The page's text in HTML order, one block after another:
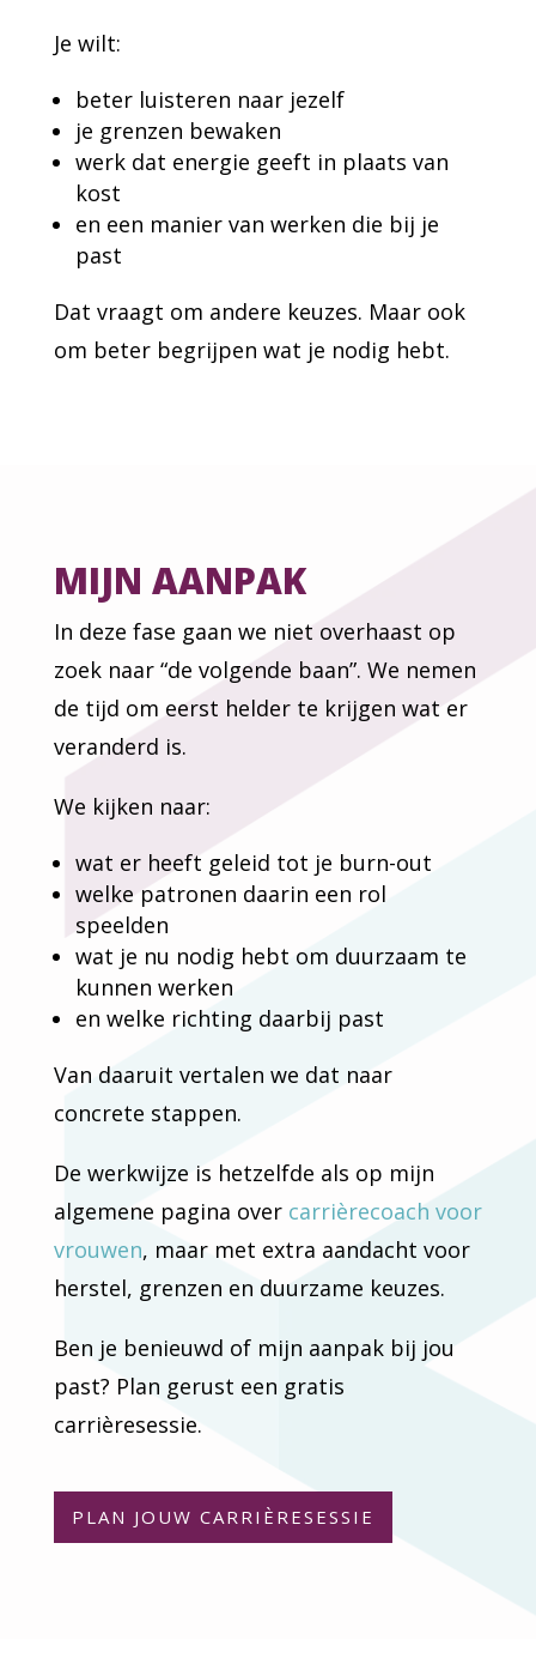
Je wilt:
beter luisteren naar jezelf
je grenzen bewaken
werk dat energie geeft in plaats van
kost
en een manier van werken die bij je
past
Dat vraagt om andere keuzes. Maar ook
om beter begrijpen wat je nodig hebt.
MIJN AANPAK
In deze fase gaan we niet overhaast op
zoek naar “de volgende baan”. We nemen
de tijd om eerst helder te krijgen wat er
veranderd is.
We kijken naar:
wat er heeft geleid tot je burn-out
welke patronen daarin een rol
speelden
wat je nu nodig hebt om duurzaam te
kunnen werken
en welke richting daarbij past
Van daaruit vertalen we dat naar
concrete stappen.
De werkwijze is hetzelfde als op mijn
algemene pagina over carrièrecoach voor
vrouwen, maar met extra aandacht voor
herstel, grenzen en duurzame keuzes.
Ben je benieuwd of mijn aanpak bij jou
past? Plan gerust een gratis
carrièresessie.
PLAN JOUW CARRIÈRESESSIE